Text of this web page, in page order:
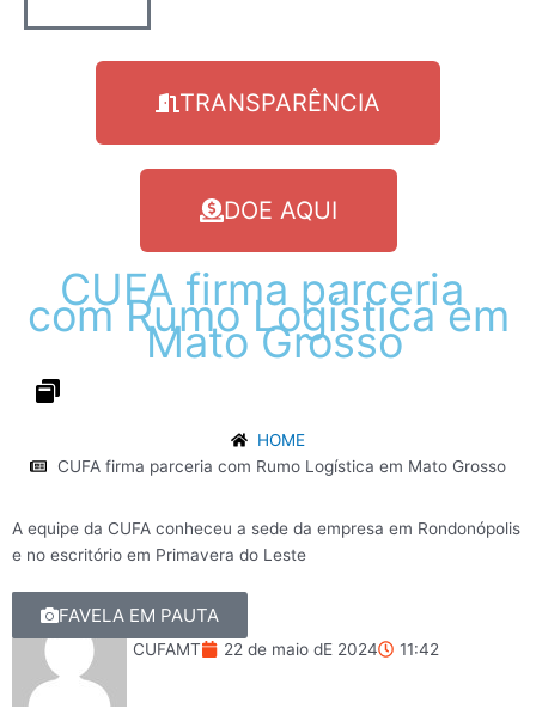
TRANSPARÊNCIA
DOE AQUI
CUFA firma parceria
com Rumo Logística em
Mato Grosso
HOME
CUFA firma parceria com Rumo Logística em Mato Grosso
A equipe da CUFA conheceu a sede da empresa em Rondonópolis
e no escritório em Primavera do Leste
CUFAMT 22 de maio dE 2024 11:42
Rogério Florentino
FAVELA EM PAUTA